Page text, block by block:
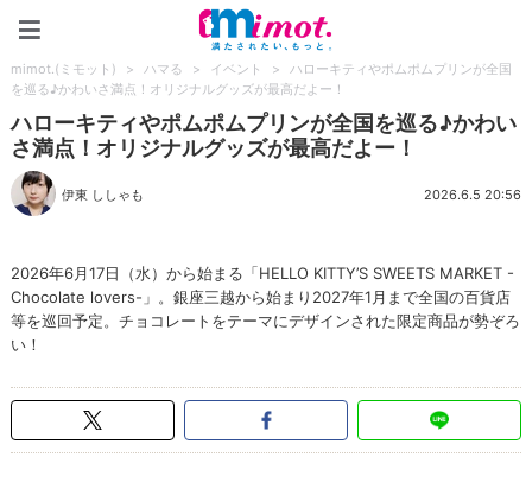
mimot.(ミモット) > ハマる > イベント >
ハローキティやポムポムプリンが全国
を巡る♪かわいさ満点！オリジナルグッズが最高だよー！
ハローキティやポムポムプリンが全国を巡る♪かわい
さ満点！オリジナルグッズが最高だよー！
伊東 ししゃも 2026.6.5 20:56
2026年6月17日（水）から始まる「HELLO KITTY’S SWEETS MARKET -
Chocolate lovers-」。銀座三越から始まり2027年1月まで全国の百貨店
等を巡回予定。チョコレートをテーマにデザインされた限定商品が勢ぞろ
い！